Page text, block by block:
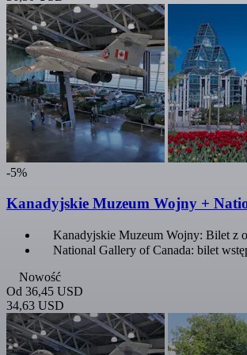
-5%
Kanadyjskie Muzeum Wojny +
Kanadyjskie Muzeum Wojny: Bilet z
National Gallery of Canada: bilet
Nowość
Od 36,45 USD
34,63 USD